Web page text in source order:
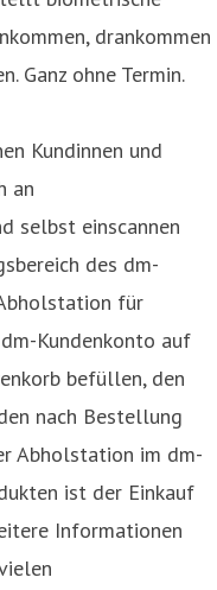
drankommen
Ganz ohne Termin.
Kundinnen und
an
selbst einscannen
des dm-
für
Kundenkonto auf
befüllen, den
nach Bestellung
Abholstation im dm-
ist der Einkauf
Informationen